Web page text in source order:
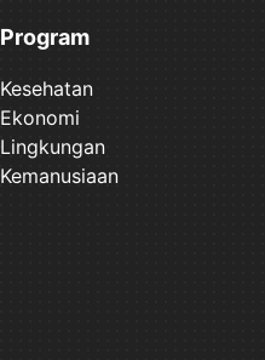
Program
Kesehatan
Ekonomi
Lingkungan
Kemanusiaan